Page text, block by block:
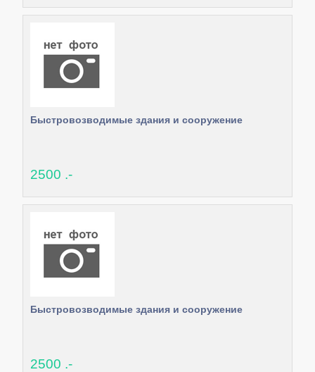
Быстровозводимые здания и сооружение
2500 .-
Быстровозводимые здания и сооружение
2500 .-